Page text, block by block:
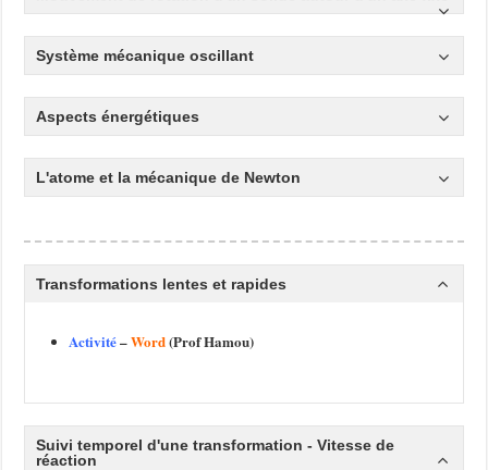
Système mécanique oscillant
Aspects énergétiques
L'atome et la mécanique de Newton
Transformations lentes et rapides
Activité–Word(Prof Hamou)
Suivi temporel d'une transformation - Vitesse de
réaction